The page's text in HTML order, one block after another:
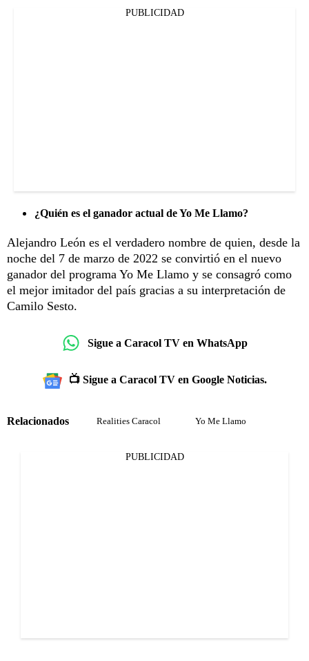
PUBLICIDAD
¿Quién es el ganador actual de Yo Me Llamo?
Alejandro León es el verdadero nombre de quien, desde la
noche del 7 de marzo de 2022 se convirtió en el nuevo
ganador del programa Yo Me Llamo y se consagró como
el mejor imitador del país gracias a su interpretación de
Camilo Sesto.
Sigue a Caracol TV en WhatsApp
📺 Sigue a Caracol TV en Google Noticias.
Relacionados Realities Caracol Yo Me Llamo
PUBLICIDAD